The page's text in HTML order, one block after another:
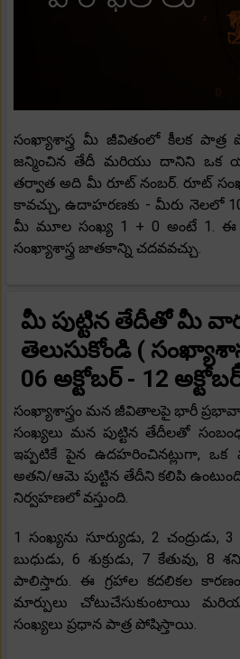
సంఖ్యాశాస్త్ర మీ జీవితంలో కీలక పాత్ర
జన్మించిన తేదీ మరియు దానిని ఒక
తర్వాత అది మీ రూట్ నంబర్. రూట్
కావచ్చు, ఉదాహరణకు - మీరు నెలలో
మీ మూల సంఖ్య 1 + 0 అంటే 1.
సంఖ్యాశాస్త్ర జాతకాన్ని చదవవచ్చు.
మీ పుట్టిన తేదీతో మీ
తెలుసుకోండి (
06 అక్టోబర్ - 12
సంఖ్యాశాస్త్రం మన జీవితాలపై భారీ
సంఖ్యలు మన పుట్టిన తేదీలతో
ఇప్పటికే పైన ఉదహరించినట్లుగా, ఒక
అతని/ఆమె పుట్టిన తేదీని కలిపి
నిర్వహణలో వస్తుంది.
1 సంఖ్యను సూర్యుడు, 2
బుధుడు, 6 శుక్రుడు, 7 కేతువు,
పాలిస్తారు. ఈ గ్రహాల కదలికల
మార్పులు చోటుచేసుకుంటాయి
సంఖ్యలు ప్రధాన పాత్ర పోషిస్తాయి.